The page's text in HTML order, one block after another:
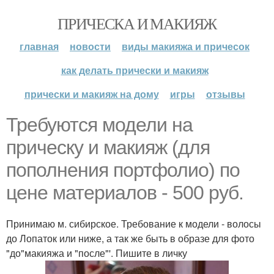
ПРИЧЕСКА И МАКИЯЖ
главная новости
виды макияжа и причесок
как делать прически и макияж
прически и макияж на дому
игры отзывы
Требуются модели на
прическу и макияж (для
пополнения портфолио) по
цене материалов - 500 руб.
Принимаю м. сибирское. Требование к модели - волосы
до Лопаток или ниже, а так же быть в образе для фото
"до"макияжа и "после"'. Пишите в личку